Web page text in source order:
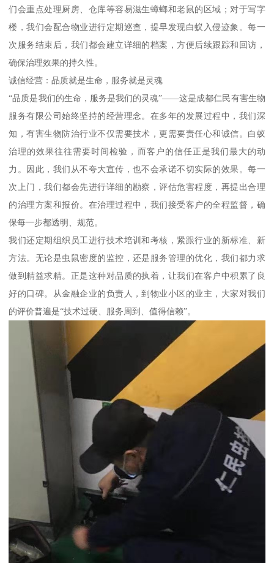
们会重点处理厨房、仓库等容易滋生蟑螂和老鼠的区域；对于写字
楼，我们会配合物业进行定期巡查，提早发现白蚁入侵迹象。每一
次服务结束后，我们都会建立详细的档案，方便后续跟踪和回访，
确保治理效果的持久性。
诚信经营：品质就是生命，服务就是灵魂
“品质是我们的生命，服务是我们的灵魂”——这是成都仁民有害生物
服务有限公司始终坚持的经营理念。在多年的发展过程中，我们深
知，有害生物防治行业不仅需要技术，更需要责任心和诚信。白蚁
治理的效果往往需要时间检验，而客户的信任正是我们最大的动
力。因此，我们从不夸大宣传，也不会承诺不切实际的效果。每一
次上门，我们都会先进行详细的勘察，评估危害程度，再提出合理
的治理方案和报价。在治理过程中，我们接受客户的全程监督，确
保每一步都透明、规范。
我们还定期组织员工进行技术培训和考核，紧跟行业的新标准、新
方法。无论是虫鼠密度的监控，还是服务管理的优化，我们都力求
做到精益求精。正是这种对品质的执着，让我们在客户中积累了良
好的口碑。从金融企业的负责人，到物业小区的业主，大家对我们
的评价普遍是“技术过硬、服务周到、值得信赖”。